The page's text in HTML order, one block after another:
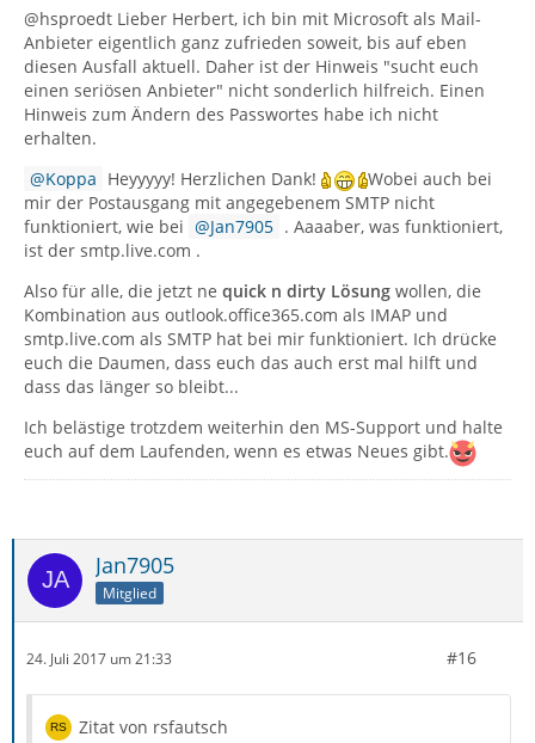
@hsproedt Lieber Herbert, ich bin mit Microsoft als Mail-
Anbieter eigentlich ganz zufrieden soweit, bis auf eben
diesen Ausfall aktuell. Daher ist der Hinweis "sucht euch
einen seriösen Anbieter" nicht sonderlich hilfreich. Einen
Hinweis zum Ändern des Passwortes habe ich nicht
erhalten.
Koppa Heyyyyy! Herzlichen Dank!
Wobei auch bei
mir der Postausgang mit angegebenem SMTP nicht
funktioniert, wie bei
Jan7905 . Aaaaber, was funktioniert,
ist der smtp.live.com .
Also für alle, die jetzt ne quick n dirty Lösung wollen, die
Kombination aus outlook.office365.com als IMAP und
smtp.live.com als SMTP hat bei mir funktioniert. Ich drücke
euch die Daumen, dass euch das auch erst mal hilft und
dass das länger so bleibt...
Ich belästige trotzdem weiterhin den MS-Support und halte
euch auf dem Laufenden, wenn es etwas Neues gibt.
Jan7905
Mitglied
24. Juli 2017 um 21:33 #16
Zitat von rsfautsch